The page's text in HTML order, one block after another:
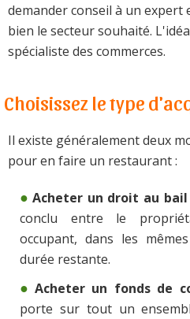
demander conseil à un
bien le secteur souhaité.
spécialiste des commerces.
Choisissez le type
Il existe généralement deux
pour en faire un restaurant :
Acheter un droit au bail
conclu entre le
occupant, dans les
durée restante.
Acheter un fonds de
porte sur tout un